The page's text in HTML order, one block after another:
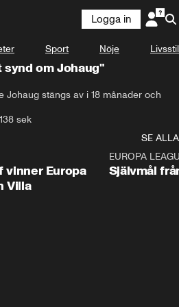
Logga in
Sport Nöje Livsstil
om Johaug"
Johaug stängs av i 18 månader och
138 sek
SE ALLA
vinner Europa
Villa
EUROPA
Självmål